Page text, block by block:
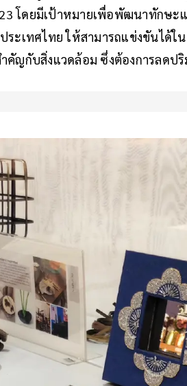
โดยมีเป้าหมายเพื่อพัฒนาทักษ
ะเทศไทย ให้สามารถแข่งขันได้
คัญกับสิ่งแวดล้อม ซึ่งต้องการลดป